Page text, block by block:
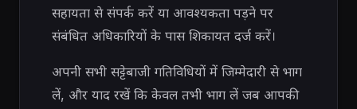
सहायता से संपर्क करें या आवश्यकता पड़ने पर
संबंधित अधिकारियों के पास शिकायत दर्ज करें।
अपनी सभी सट्टेबाजी गतिविधियों में जिम्मेदारी से भाग
लें, और याद रखें कि केवल तभी भाग लें जब आपकी